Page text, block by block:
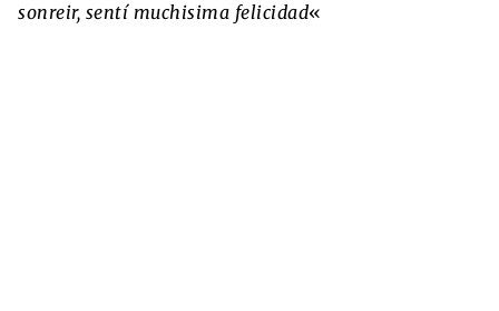
sonreir, sentí muchisima felicidad«